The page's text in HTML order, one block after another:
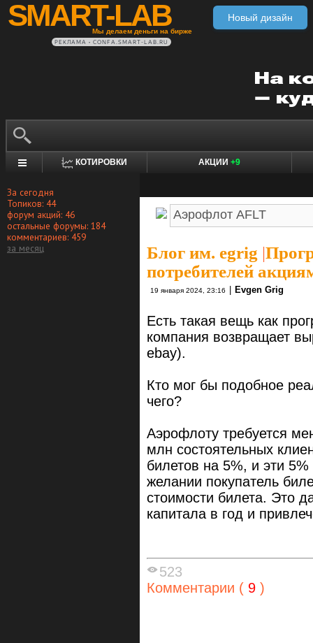
SMART-LAB
Мы делаем деньги на бирже
Новый дизайн
РЕКЛАМА • CONFA.SMART-LAB.RU
КОТИРОВКИ АКЦИИ +9
За сегодня
Топиков: 44
форум акций: 46
остальные форумы: 184
комментариев: 459
за месяц
Блог им. egrig |
потребителей
19 января 2024, 23:16 Evgen Grig
Есть такая вещь как
компания возвращает
ebay).
Кто мог бы подобное
чего?
Аэрофлоту требуется
млн состоятельных
билетов на 5%, и эти
желании покупатель
стоимости билета. Это
капитала в год и
523
Комментарии ( 9 )